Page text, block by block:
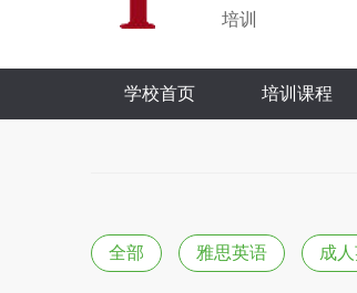
培训
学校首页 培训课程
全部 雅思英语 成